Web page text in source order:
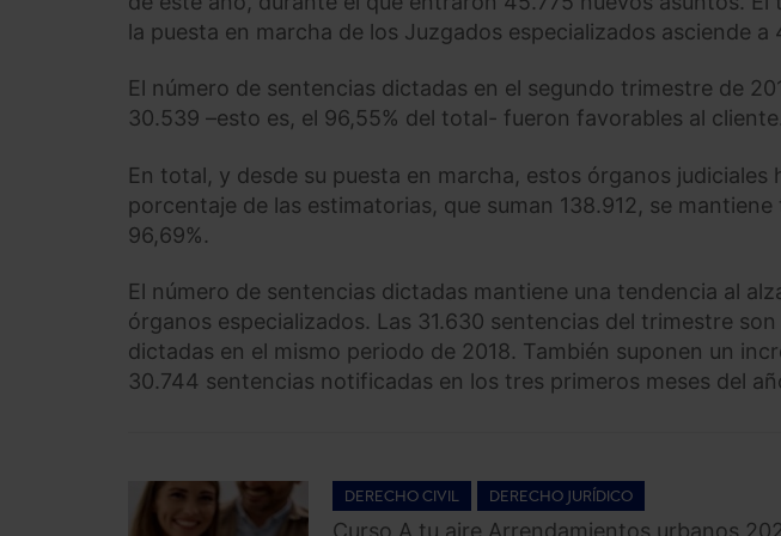
la puesta en marcha de los Juzgados especializados asciende a
El número de sentencias dictadas en el segundo trimestre de
30.539 –esto es, el 96,55% del total- fueron favorables al cliente.
En total, y desde su puesta en marcha, estos órganos
porcentaje de las estimatorias, que suman 138.912, se
96,69%.
El número de sentencias dictadas mantiene una tendencia al
órganos especializados. Las 31.630 sentencias del trimestre son
dictadas en el mismo periodo de 2018. También suponen un
30.744 sentencias notificadas en los tres primeros meses del
DERECHO CIVIL DERECHO JURÍDICO